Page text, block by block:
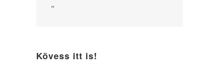
"
Kövess itt is!